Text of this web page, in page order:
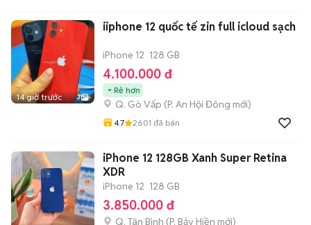
14 giờ trước 3
iiphone 12 quốc tế zin full icloud sạch
iPhone 12 128 GB
4.100.000 đ
Rẻ hơn
Q. Gò Vấp (P. An Hội Đông mới)
4.7 2601 đã bán
iPhone 12 128GB Xanh Super Retina
XDR
iPhone 12 128 GB
3.850.000 đ
Q. Tân Bình (P. Bảy Hiền mới)